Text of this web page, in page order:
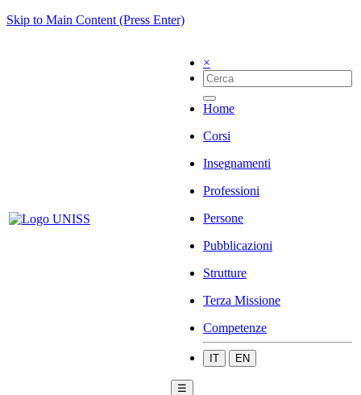
Skip to Main Content (Press Enter)
×
Home
Corsi
Insegnamenti
Professioni
Persone
Pubblicazioni
Strutture
Terza Missione
Competenze
IT EN
☰